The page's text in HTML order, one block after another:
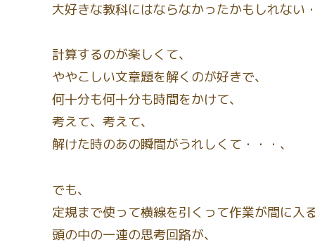
大好きな教科にはならなかったかもしれない・
計算するのが楽しくて、
ややこしい文章題を解くのが好きで、
何十分も何十分も時間をかけて、
考えて、考えて、
解けた時のあの瞬間がうれしくて・・・、
でも、
定規まで使って横線を引くって作業が間に入
頭の中の一連の思考回路が、